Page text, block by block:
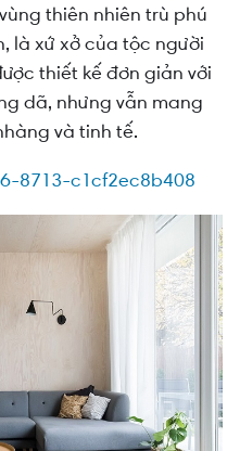
thiên nhiên trù phú
là xứ xở của tộc người
thiết kế đơn giản với
dã, nhưng vẫn mang
và tinh tế.